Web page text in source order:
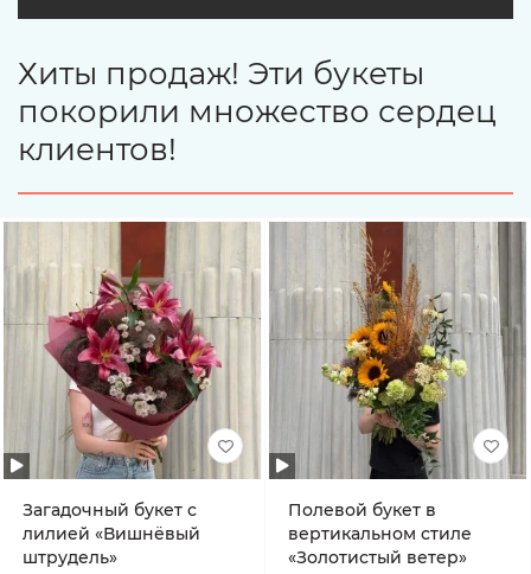
Хиты продаж! Эти букеты
покорили множество сердец
клиентов!
Загадочный букет с
лилией «Вишнёвый
штрудель»
Полевой букет в
вертикальном стиле
«Золотистый ветер»